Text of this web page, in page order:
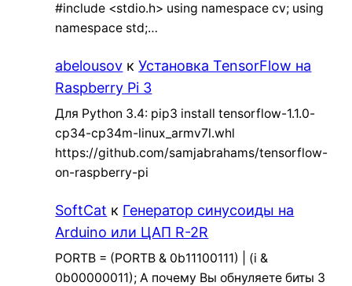
#include <stdio.h> using namespace cv; using
namespace std;…
abelousov кУстановка TensorFlow на
Raspberry Pi 3
Для Python 3.4: pip3 install tensorflow-1.1.0-
cp34-cp34m-linux_armv7l.whl
https://github.com/samjabrahams/tensorflow-
on-raspberry-pi
SoftCat к Генератор синусоиды на
Arduino или ЦАП R-2R
PORTB = (PORTB & 0b11100111) | (i &
0b00000011); А почему Вы обнуляете биты 3